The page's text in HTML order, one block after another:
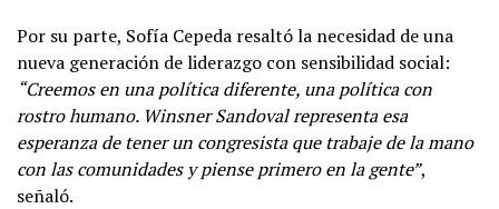
Por su parte, Sofía Cepeda resaltó la necesidad de una
nueva generación de liderazgo con sensibilidad social:
“Creemos en una política diferente, una política con
rostro humano. Winsner Sandoval representa esa
esperanza de tener un congresista que trabaje de la mano
con las comunidades y piense primero en la gente”,
señaló.